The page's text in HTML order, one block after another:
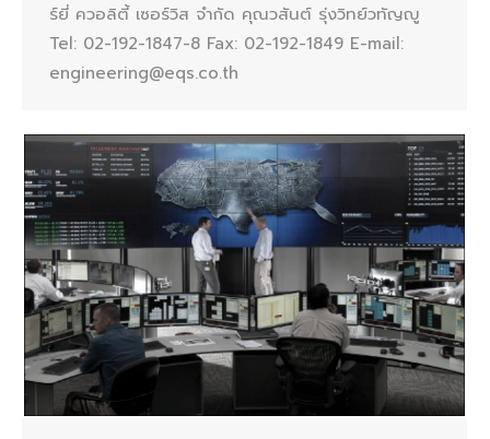
ร์ยี่ ควอลิตี้ เซอร์วิส จำกัด คุณวสันต์ รุ่งวิทย์วทัญญู
Tel: 02-192-1847-8 Fax: 02-192-1849 E-mail:
engineering@eqs.co.th